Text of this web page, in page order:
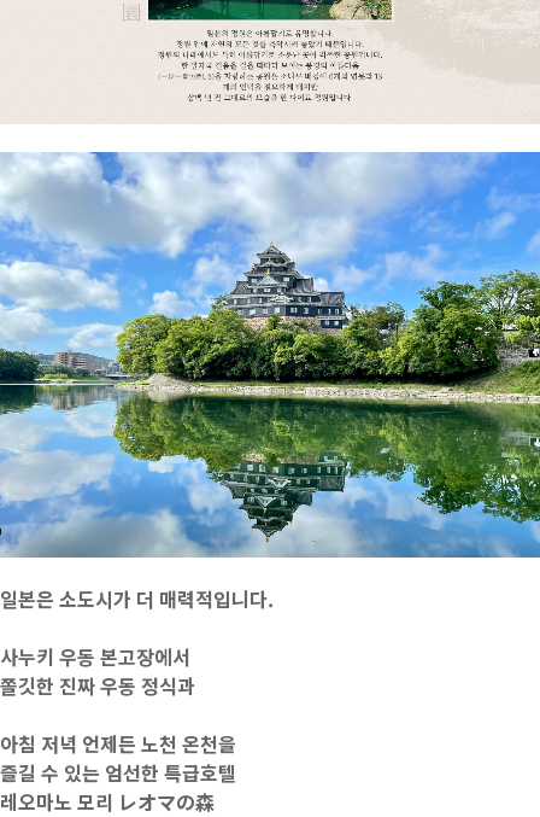
일본은 소도시가 더 매력적입니다.
사누키 우동 본고장에서
쫄깃한 진짜 우동 정식과
아침 저녁 언제든 노천 온천을
즐길 수 있는 엄선한 특급호텔
레오마노 모리 レオマの森